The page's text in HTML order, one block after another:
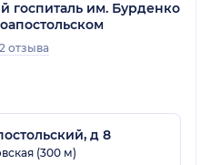
госпиталь им. Бурденко
2 отзыва
д 8
(300 м)